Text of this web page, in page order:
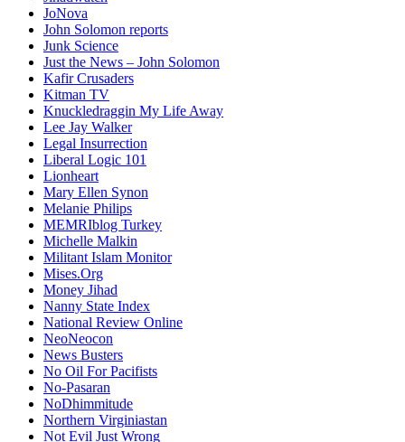
JoNova
John Solomon reports
Junk Science
Just the News – John Solomon
Kafir Crusaders
Kitman TV
Knuckledraggin My Life Away
Lee Jay Walker
Legal Insurrection
Liberal Logic 101
Lionheart
Mary Ellen Synon
Melanie Philips
MEMRIblog Turkey
Michelle Malkin
Militant Islam Monitor
Mises.Org
Money Jihad
Nanny State Index
National Review Online
NeoNeocon
News Busters
No Oil For Pacifists
No-Pasaran
NoDhimmitude
Northern Virginiastan
Not Evil Just Wrong